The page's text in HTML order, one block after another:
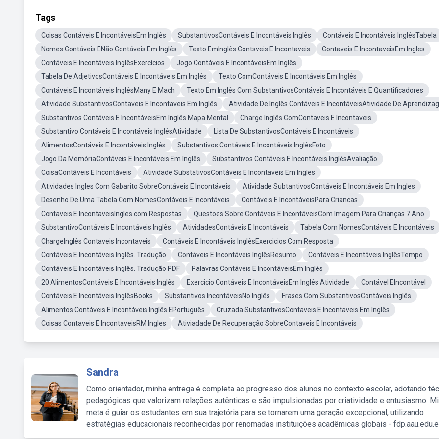
Tags
Coisas Contáveis E IncontáveisEm Inglês SubstantivosContáveis E Incontáveis Inglês
Contáveis E Incontáveis InglêsTabela
Nomes Contáveis ENão Contáveis Em Inglês
Texto EmInglês Contsveis E Incontaveis
Contaveis E IncontaveisEm Ingles
Contáveis E Incontáveis InglêsExercícios
Jogo Contáveis E IncontáveisEm Inglês
Tabela De AdjetivosContáveis E Incontáveis Em Inglês
Texto ComContáveis E Incontáveis Em Inglês
Contáveis E Incontáveis InglêsMany E Mach
Texto Em Inglês Com SubstantivosContáveis E Incontáveis E Quantificadores
Atividade SubstantivosContaveis E Incontaveis Em Inglês
Atividade De Inglês Contáveis E IncontáveisAtividade De
Substantivos Contáveis E IncontáveisEm Inglês Mapa Mental
Charge Inglês ComContaveis E Incontaveis
Substantivo Contáveis E Incontáveis InglêsAtividade
Lista De SubstantivosContáveis E Incontáveis
AlimentosContáveis E Incontáveis Inglês
Substantivos Contáveis E Incontáveis InglêsFoto
Jogo Da MemóriaContáveis E Incontáveis Em Inglês
Substantivos Contáveis E Incontáveis InglêsAvaliação
CoisaContáveis E Incontáveis
Atividade SubstativosContáveis E Incontaveis Em Ingles
Atividades Ingles Com Gabarito SobreContáveis E Incontáveis
Atividade SubtantivosContáveis E Incontáveis Em Ingles
Desenho De Uma Tabela Com NomesContáveis E Incontáveis
Contáveis E IncontáveisPara Criancas
Contaveis E IncontaveisIngles.com Respostas
Questoes Sobre Contáveis E IncontáveisCom Imagem Para Crianças 7 Ano
SubstantivoContáveis E Incontáveis Inglês
AtividadesContáveis E Incontáveis
Tabela Com NomesContáveis E Incontáveis
ChargeInglês Contaveis Incontaveis
Contáveis E Incontáveis InglêsExercicios Com Resposta
Contáveis E Incontáveis Inglês. Tradução
Contáveis E Incontáveis InglêsResumo
Contáveis E Incontáveis InglêsTempo
Contáveis E Incontáveis Inglês. Tradução PDF
Palavras Contáveis E IncontáveisEm Inglês
20 AlimentosContáveis E Incontáveis Inglês
Exercicio Contáveis E IncontáveisEm Inglês Atividade
Contável EIncontável
Contáveis E Incontáveis InglêsBooks
Substantivos IncontáveisNo Inglês
Frases Com SubstantivosContáveis Inglês
Alimentos Contáveis E Incontáveis Inglês EPortuguês
Cruzada SubstantivosContaveis E Incontaveis Em Inglês
Coisas Contaveis E IncontaveisRM Ingles
Ativiadade De Recuperação SobreContaveis E Incontáveis
Sandra
Como orientador, minha entrega é completa ao progresso dos alunos no contexto escolar, adotando
pedagógicas que valorizam relações autênticas e são impulsionadas por criatividade e entusiasmo.
meta é guiar os estudantes em sua trajetória para se tornarem uma geração excepcional, utilizando
estratégias educacionais reconhecidas por renomadas instituições acadêmicas globais -